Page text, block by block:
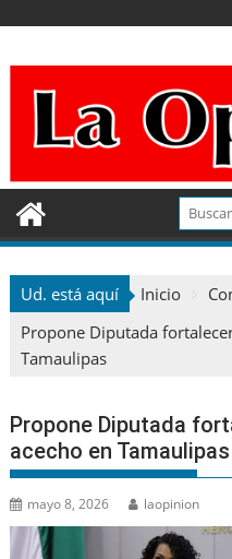
contenido
Ud. está aquí Inicio
Propone Diputada
Tamaulipas
Propone Diputada
acecho en Tamaulipas
mayo 8, 2026 laopinion